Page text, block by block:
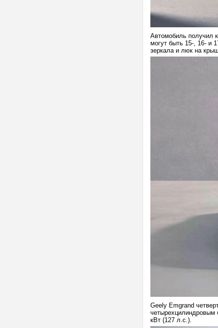
Автомобиль получил
могут быть 15-, 16- и
зеркала и люк на
Geely Emgrand
четырехцилиндровым
кВт (127 л.с.).